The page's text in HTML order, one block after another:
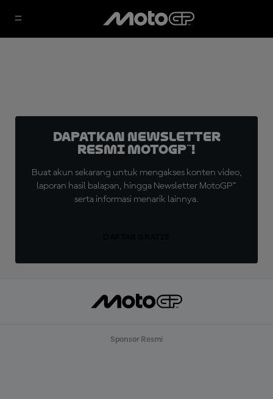
Dapatkan Newsletter
Resmi MotoGP™!
Buat akun sekarang untuk mengakses konten video,
laporan hasil balapan, hingga Newsletter MotoGP™
serta informasi menarik lainnya.
Sponsor Resmi